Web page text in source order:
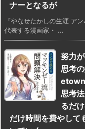
ナーとなるが
『やなせたかしの生涯 ア
代表する漫画家・ ...
努力
思考
etown
思考
るだ
だけ時間を費やして